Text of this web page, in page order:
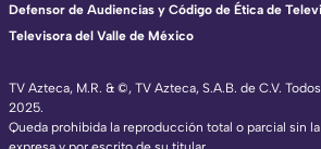
TV Azteca, M.R. & ©, TV Azteca, S.A.B. de C.V.
2025.
Queda prohibida la reproducción total o parcial sin
Defensor de Audiencias y Código de Ética de
Televisora del Valle de México